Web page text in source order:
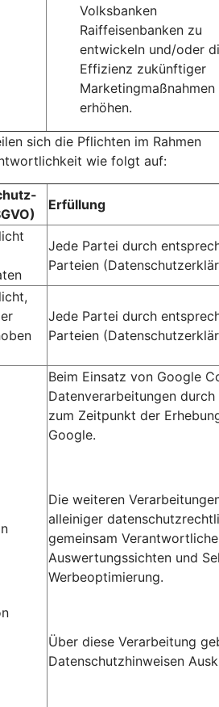
Volksbanken
Raiffeisenbanken zu
entwickeln und/oder
Effizienz zukünftiger
Marketingmaßnahmen
erhöhen.
sich die Pflichten im Rahmen
wie folgt auf:
Erfüllung
Jede Partei durch
Parteien
Jede Partei durch
Parteien
Beim Einsatz von Google
Datenverarbeitungen
zum Zeitpunkt der
Google.
Die weiteren
alleiniger
gemeinsam
Auswertungssichten und
Werbeoptimierung.
Über diese Verarbeitung
Datenschutzhinweisen